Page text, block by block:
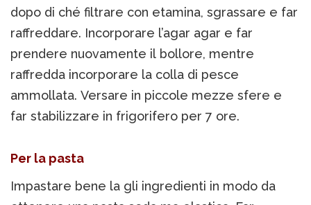
dopo di ché filtrare con etamina, sgrassare e far
raffreddare. Incorporare l’agar agar e far
prendere nuovamente il bollore, mentre
raffredda incorporare la colla di pesce
ammollata. Versare in piccole mezze sfere e
far stabilizzare in frigorifero per 7 ore.
Per la pasta
Impastare bene la gli ingredienti in modo da